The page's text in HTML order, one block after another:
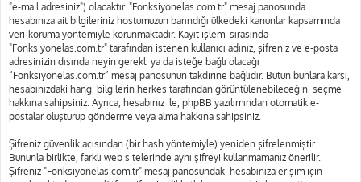
"e-mail adresiniz") olacaktır. "Fonksiyonelas.com.tr" mesaj panosunda
hesabınıza ait bilgileriniz hostumuzun barındığı ülkedeki kanunlar kapsamında
veri-koruma yöntemiyle korunmaktadır. Kayıt işlemi sırasında
"Fonksiyonelas.com.tr" tarafından istenen kullanıcı adınız, şifreniz ve e-posta
adresinizin dışında neyin gerekli ya da isteğe bağlı olacağı
“Fonksiyonelas.com.tr” mesaj panosunun takdirine bağlıdır. Bütün bunlara karşı,
hesabınızdaki hangi bilgilerin herkes tarafından görüntülenebileceğini seçme
hakkına sahipsiniz. Ayrıca, hesabınız ile, phpBB yazılımından otomatik e-
postalar oluşturup gönderme veya alma hakkına sahipsiniz.
Şifreniz güvenlik açısından (bir hash yöntemiyle) yeniden şifrelenmiştir.
Bununla birlikte, farklı web sitelerinde aynı şifreyi kullanmamanız önerilir.
Şifreniz "Fonksiyonelas.com.tr" mesaj panosundaki hesabınıza erişim için